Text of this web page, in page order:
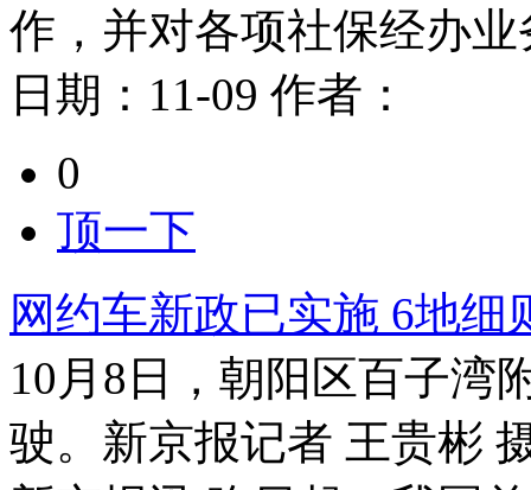
作，并对各项社保经办
日期： 11-09 作者：
0
顶一下
网约车新政已实施 6地细
10月8日，朝阳区百子湾
驶。新京报记者 王贵彬